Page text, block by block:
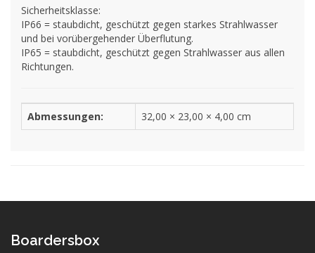
Sicherheitsklasse:
IP66 = staubdicht, geschützt gegen starkes Strahlwasser
und bei vorübergehender Überflutung.
IP65 = staubdicht, geschützt gegen Strahlwasser aus allen
Richtungen.
Abmessungen: 32,00 × 23,00 × 4,00 cm
Boardersbox